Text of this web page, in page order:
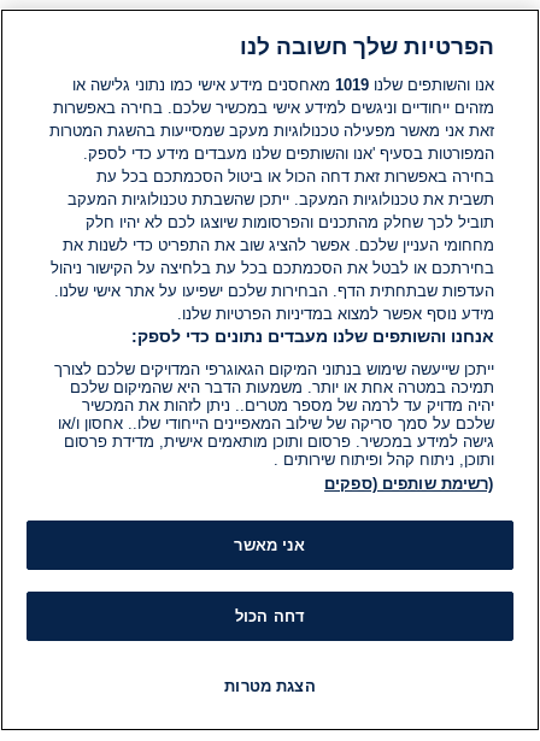
תגובות
אין עדיין תגובות. היה הראשון להגיב
הוסף תגובה
הפרטיות שלך חשובה לנו
אנו והשותפים שלנו1019 מאחסנים מידע אישי כמו נתוני גלישה או
מזהים ייחודיים וניגשים למידע אישי במכשיר שלכם. בחירה באפשרות
זאת אני מאשר מפעילה טכנולוגיות מעקב שמסייעות בהשגת המטרות
המפורטות בסעיף 'אנו והשותפים שלנו מעבדים מידע כדי לספק.
בחירה באפשרות זאת דחה הכול או ביטול הסכמתכם בכל עת
תשבית את טכנולוגיות המעקב. ייתכן שהשבתת טכנולוגיות המעקב
תוביל לכך שחלק מהתכנים והפרסומות שיוצגו לכם לא יהיו חלק
מחחומי העניין שלכם. אפשר להציג שוב את התפריט כדי לשנות את
בחירתכם או לבטל את הסכמתכם בכל עת בלחיצה על הקישור ניהול
העדפות שבתחתית הדף. הבחירות שלכם ישפיעו על אתר אישי שלנו.
מידע נוסף אפשר למצוא במדיניות הפרטיות שלנו.
אנחנו והשותפים שלנו מעבדים נתונים כדי לספק:
ייתכן שייעשה שימוש בנתוני המיקום הגאוגרפי המדויקים שלכם לצורך
תמיכה במטרה אחת או יותר. משמעות הדבר היא שהמיקום שלכם
יהיה מדויק עד לרמה של מספר מטרים.. ניתן לזהות את המכשיר
שלכם על סמך סריקה של שילוב המאפיינים הייחודי שלו.. אחסון ו/או
גישה למידע במכשיר. פרסום ותוכן מותאמים אישית, מדידת פרסום
ותוכן, ניתוח קהל ופיתוח שירותים .
(רשימת שותפים (ספקים
אני מאשר
דחה הכול
הצגת מטרות